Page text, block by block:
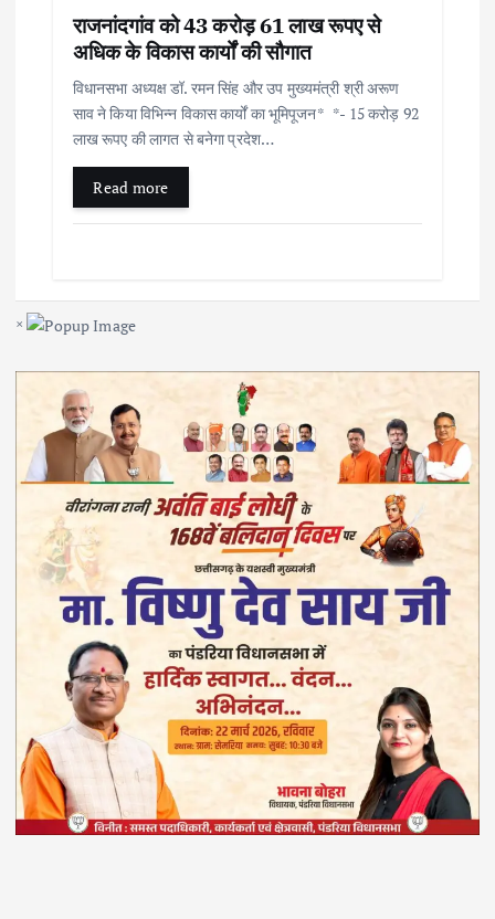
राजनांदगांव को 43 करोड़ 61 लाख रूपए से
अधिक के विकास कार्यों की सौगात
विधानसभा अध्यक्ष डॉ. रमन सिंह और उप मुख्यमंत्री श्री अरूण
साव ने किया विभिन्न विकास कार्यों का भूमिपूजन* *- 15 करोड़ 92
लाख रूपए की लागत से बनेगा प्रदेश…
Read more
×